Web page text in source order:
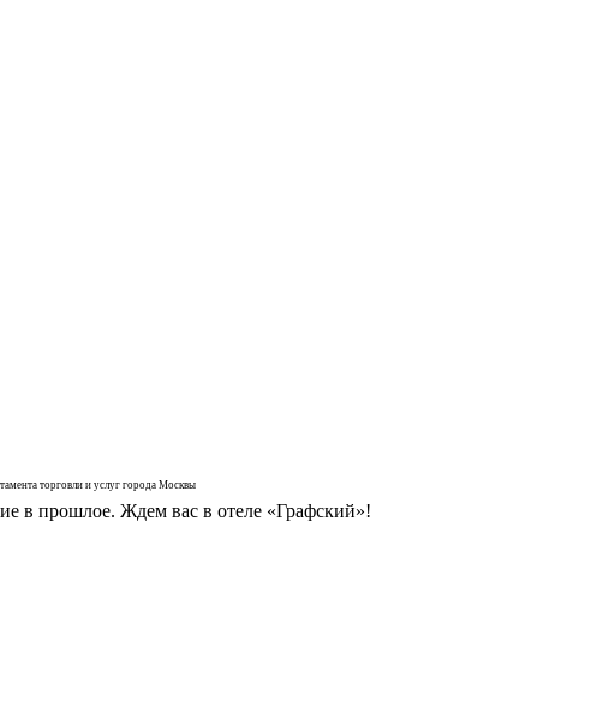
торговли и услуг города Москвы
в прошлое. Ждем вас в отеле «Графский»!